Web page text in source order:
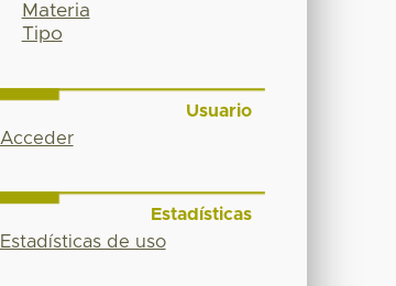
Materia
Tipo
Usuario
Acceder
Estadísticas
Estadísticas de uso